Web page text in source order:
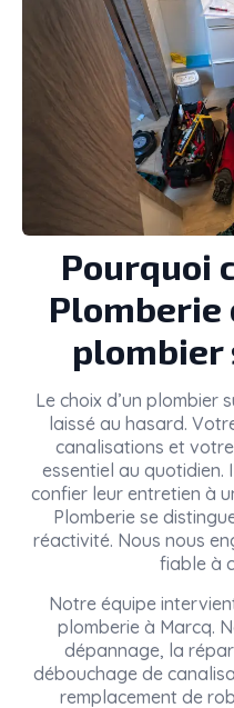
Pourquoi
Plomberie
plombier
Le choix d’un plombier
laissé au hasard.
canalisations et
essentiel au quotidien.
confier leur entretien à
Plomberie se
réactivité. Nous nous
fiable à
Notre équipe
plomberie à Marcq.
dépannage, la
débouchage de
remplacement de